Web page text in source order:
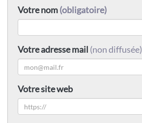
Votre nom(obligatoire)
Votre adresse mail (non diffusée)
Votre site web